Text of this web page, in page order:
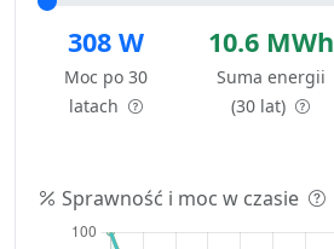
308 W
Moc po 30
latach
10.6 MWh
Suma energii
(30 lat)
Sprawność i moc w czasie